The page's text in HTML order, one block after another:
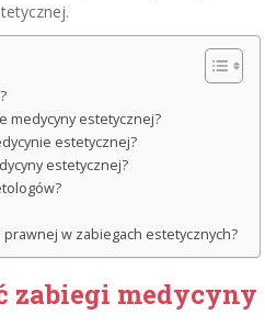
medycyny estetycznej?
estetycznej?
estetycznej?
w zabiegach estetycznych?
zabiegi medycyny